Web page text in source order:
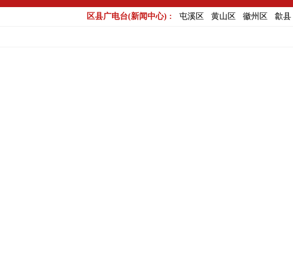
区县广电台(新闻中心) : 屯溪区 黄山区 徽州区 歙县